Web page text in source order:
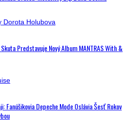
Predstavuje Nový Album MANTRAS With &
Fanúšikovia Depeche Mode Oslávia Šesť Rokov